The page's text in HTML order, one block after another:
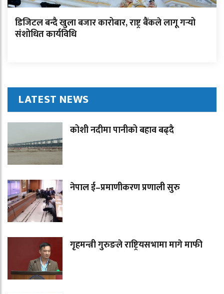
डिजिटल बन्दै खुला बजार कारोबार, राष्ट्र बैंकले लागू गर्‍यो
संशोधित कार्यविधि
LATEST NEWS
कोशी नदीमा पानीको बहाव बढ्दै
नेपाल ई–प्रमाणीकरण प्रणाली सुरु
गृहमन्त्री गुरुङले राष्ट्रियसभामा मागे माफी